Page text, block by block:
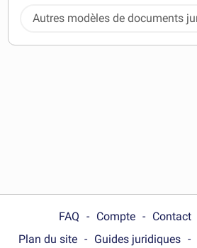
Autres modèles de documents
télécharger
FAQ Compte Contact
Plan du site
Guides juridiques